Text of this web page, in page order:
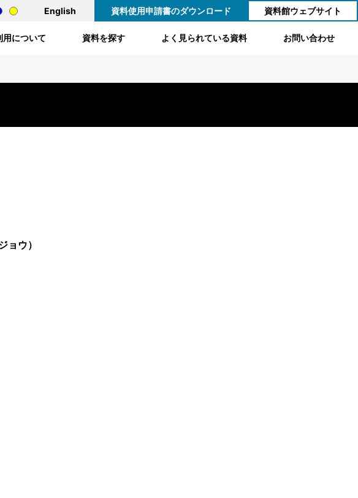
English 資料使用申請書のダウンロード 資料館ウェブサイト
用について 資料を探す よく見られている資料 お問い合わせ
ウ）